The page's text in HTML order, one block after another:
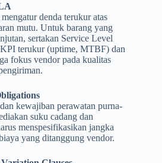
denda terukur atas
mutu. Untuk barang yang
sertakan Service Level
terukur (uptime, MTBF) dan
fokus vendor pada kualitas
kewajiban perawatan purna-
suku cadang dan
menspesifikasikan jangka
yang ditanggung vendor.